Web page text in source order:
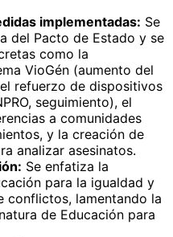
implementadas: Se
del Pacto de Estado y se
como la
VioGén (aumento del
refuerzo de dispositivos
seguimiento), el
a comunidades
y la creación de
analizar asesinatos.
Se enfatiza la
para la igualdad y
conflictos, lamentando la
de Educación para